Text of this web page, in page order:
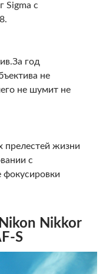
Sigma с
год
не
не шумит не
прелестей жизни
с
Nikkor
S